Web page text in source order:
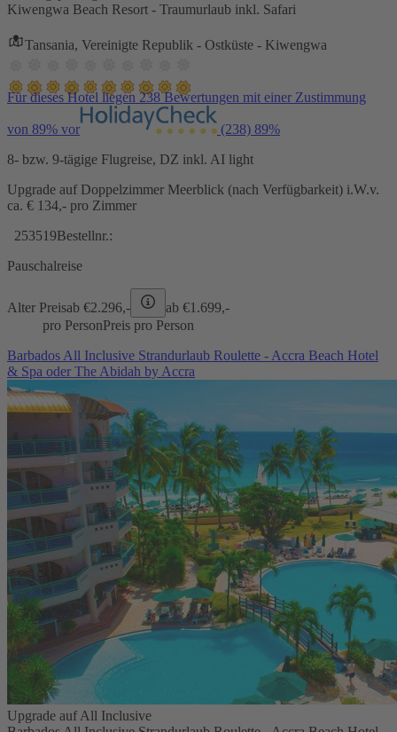
Kiwengwa Beach Resort - Traumurlaub inkl. Safari
Tansania, Vereinigte Republik - Ostküste - Kiwengwa
Für dieses Hotel liegen 238 Bewertungen mit einer Zustimmung
von 89% vor (238) 89%
8- bzw. 9-tägige Flugreise, DZ inkl. AI light
Upgrade auf Doppelzimmer Meerblick (nach Verfügbarkeit) i.W.v.
ca. € 134,- pro Zimmer
253519Bestellnr.:
Pauschalreise
Alter Preisab €2.296,- ab €1.699,-
pro PersonPreis pro Person
Barbados All Inclusive Strandurlaub Roulette - Accra Beach Hotel
& Spa oder The Abidah by Accra
Upgrade auf All Inclusive